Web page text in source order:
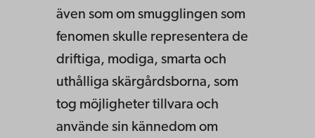
även som om smugglingen som
fenomen skulle representera de
driftiga, modiga, smarta och
uthålliga skärgårdsborna, som
tog möjligheter tillvara och
använde sin kännedom om